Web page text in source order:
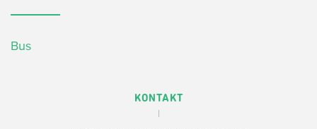
Bus
KONTAKT